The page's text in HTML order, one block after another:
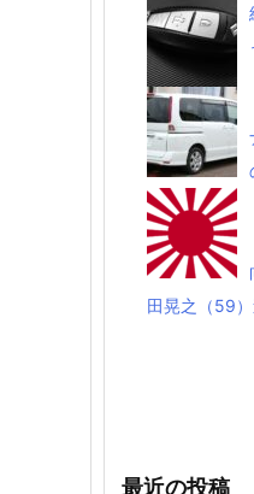
田晃之（59
最近の投稿